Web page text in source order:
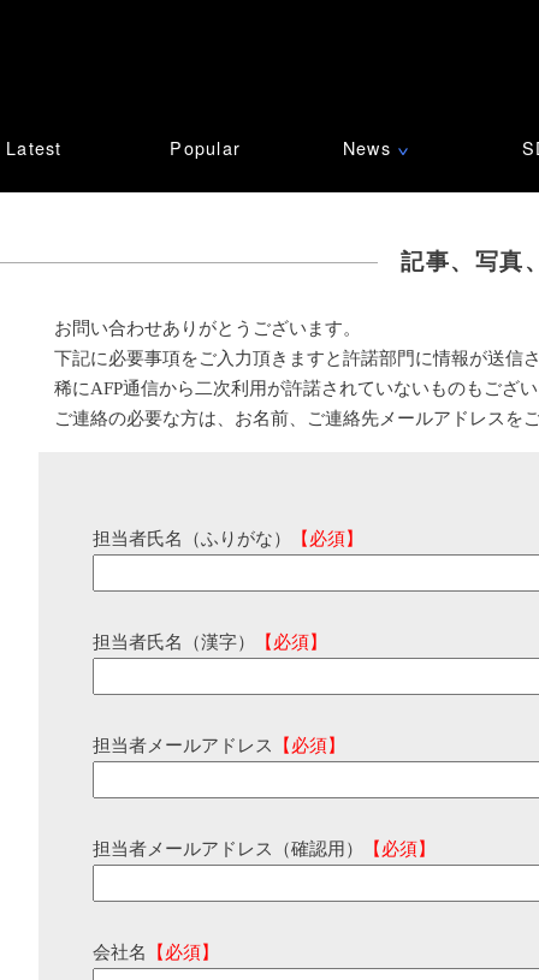
Latest Popular News ∨
記事、写真
お問い合わせありがとうございます。
下記に必要事項をご入力頂きますと許諾部門に情報が送信
稀にAFP通信から二次利用が許諾されていないものもござ
ご連絡の必要な方は、お名前、ご連絡先メールアドレスを
担当者氏名（ふりがな） 【必須】
担当者氏名（漢字） 【必須】
担当者メールアドレス 【必須】
担当者メールアドレス（確認用） 【必須】
会社名 【必須】